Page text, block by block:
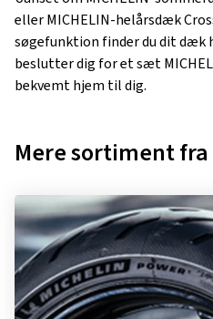
eller MICHELIN-helårsdæk
søgefunktion finder du dit dæk
beslutter dig for et sæt
bekvemt hjem til dig.
Mere sortiment fra